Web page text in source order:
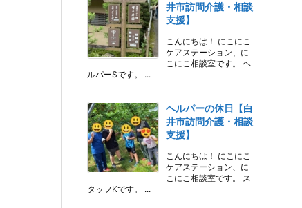
井市訪問介護・相談
支援】
こんにちは！ にこにこ
ケアステーション、に
こにこ相談室です。 ヘ
ルパーSです。 ...
ヘルパーの休日【白
井市訪問介護・相談
支援】
こんにちは！ にこにこ
ケアステーション、に
こにこ相談室です。 ス
タッフKです。 ...